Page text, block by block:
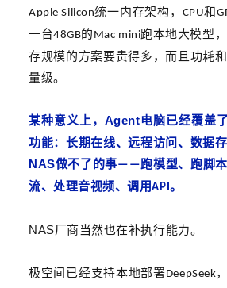
Apple Silicon统一内存架构， CPU和
一台48GB的 Mac mini跑本地大模型，
存规模的方案要贵得多，而且功耗
量级。
某种意义上， Agent电脑已经覆盖了
功能：长期在线、远程访问、数据
NAS做不了的事——跑模型、跑脚
流、处理音视频、调用API。
NAS厂商当然也在补执行能力。
极空间已经支持本地部署DeepSeek